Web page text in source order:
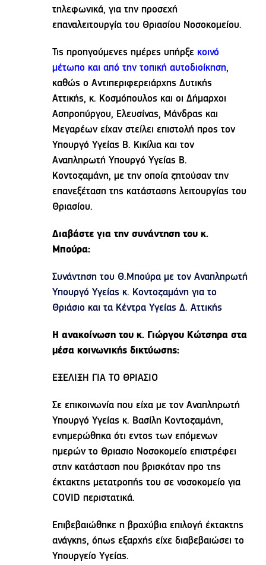
τηλεφωνικά, για την προσεχή
επαναλειτουργία του Θριασίου Νοσοκομείου.
Τις προηγούμενες ημέρες υπήρξε κοινό
μέτωπο και από την τοπική αυτοδιοίκηση,
καθώς ο Αντιπεριφερειάρχης Δυτικής
Αττικής, κ. Κοσμόπουλος και οι Δήμαρχοι
Ασπροπύργου, Ελευσίνας, Μάνδρας και
Μεγαρέων είχαν στείλει επιστολή προς τον
Υπουργό Υγείας Β. Κικίλια και τον
Αναπληρωτή Υπουργό Υγείας Β.
Κοντοζαμάνη, με την οποία ζητούσαν την
επανεξέταση της κατάστασης λειτουργίας του
Θριασίου.
Διαβάστε για την συνάντηση του κ.
Μπούρα:
Συνάντηση του Θ.Μπούρα με τον Αναπληρωτή
Υπουργό Υγείας κ. Κοντοζαμάνη για το
Θριάσιο και τα Κέντρα Υγείας Δ. Αττικής
Η ανακοίνωση του κ. Γιώργου Κώτσηρα στα
μέσα κοινωνικής δικτύωσης:
ΕΞΕΛΙΞΗ ΓΙΑ ΤΟ ΘΡΙΑΣΙΟ
Σε επικοινωνία που είχα με τον Αναπληρωτή
Υπουργό Υγείας κ. Βασίλη Κοντοζαμάνη,
ενημερώθηκα ότι εντος των επόμενων
ημερών το Θριασιο Νοσοκομείο επιστρέφει
στην κατάσταση που βρισκόταν προ της
έκτακτης μετατροπής του σε νοσοκομείο για
COVID περιστατικά.
Επιβεβαιώθηκε η βραχύβια επιλογή έκτακτης
ανάγκης, όπως εξαρχής είχε διαβεβαιώσει το
Υπουργείο Υγείας.